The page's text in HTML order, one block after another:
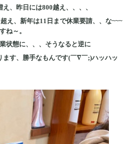
、昨日には800越え、、、、
え、新年は11日まで休業要請、、な~~~
ね～。
状態に、、、そうなると逆に
ます、勝手なもんです(￣∇￣;)ハッハッ